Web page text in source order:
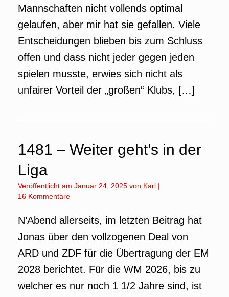
Mannschaften nicht vollends optimal
gelaufen, aber mir hat sie gefallen. Viele
Entscheidungen blieben bis zum Schluss
offen und dass nicht jeder gegen jeden
spielen musste, erwies sich nicht als
unfairer Vorteil der „großen“ Klubs, […]
1481 – Weiter geht’s in der
Liga
Veröffentlicht am Januar 24, 2025 von Karl |
16 Kommentare
N’Abend allerseits, im letzten Beitrag hat
Jonas über den vollzogenen Deal von
ARD und ZDF für die Übertragung der EM
2028 berichtet. Für die WM 2026, bis zu
welcher es nur noch 1 1/2 Jahre sind, ist